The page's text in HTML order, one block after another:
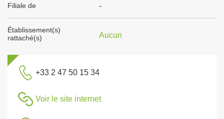
Filiale de -
Établissement(s)
rattaché(s)
Aucun
+33 2 47 50 15 34
Voir le site internet